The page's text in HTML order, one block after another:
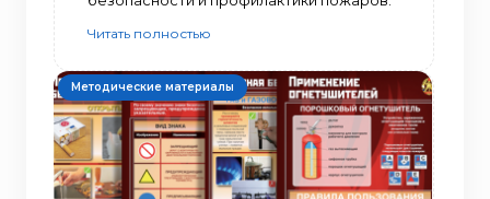
Читать полностью
Методические материалы